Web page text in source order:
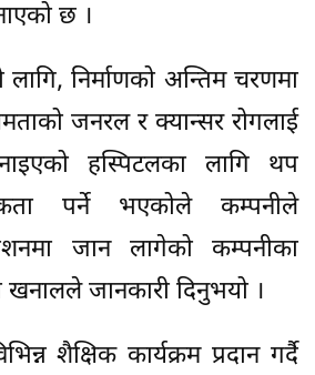
छ ।
लागि, निर्माणको अन्तिम चरणमा
जनरल र क्यान्सर रोगलाई
हस्पिटलका लागि थप
पर्ने भएकोले कम्पनीले
जान लागेको कम्पनीका
जानकारी दिनुभयो ।
शैक्षिक कार्यक्रम प्रदान गर्दै